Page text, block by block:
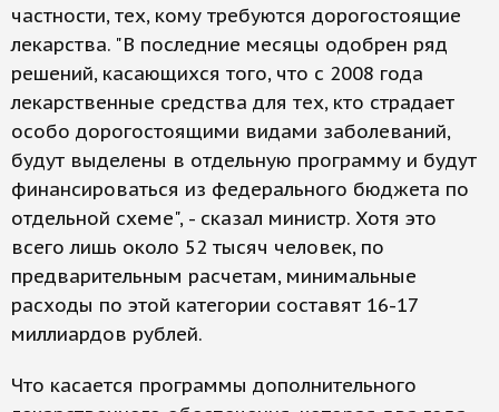
частности, тех, кому требуются дорогостоящие
лекарства. "В последние месяцы одобрен ряд
решений, касающихся того, что с 2008 года
лекарственные средства для тех, кто страдает
особо дорогостоящими видами заболеваний,
будут выделены в отдельную программу и будут
финансироваться из федерального бюджета по
отдельной схеме", - сказал министр. Хотя это
всего лишь около 52 тысяч человек, по
предварительным расчетам, минимальные
расходы по этой категории составят 16-17
миллиардов рублей.
Что касается программы дополнительного